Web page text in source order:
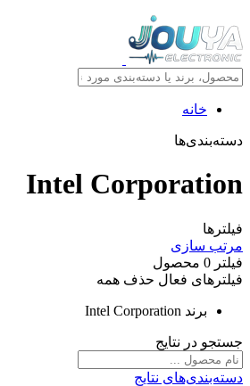
خانه
دسته‌بندی‌ها
Intel Corporation
فیلترها
مرتب سازی
فیلتر 0 محصول
فیلترهای فعال حذف همه
برند Intel Corporation
جستجو در نتایج
دسته‌بندی‌های نتایج